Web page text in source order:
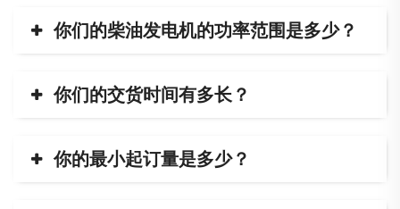
你们的柴油发电机的功率范围是多少？
你们的交货时间有多长？
你的最小起订量是多少？